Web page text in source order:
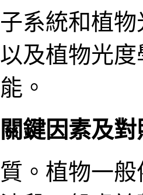
系統和植
及植物光
。
鍵因素及
。植物一